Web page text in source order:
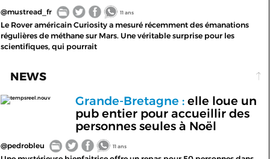
@mustread_fr 11 ans
Le Rover américain Curiosity a mesuré récemment des émanations
régulières de méthane sur Mars. Une véritable surprise pour les
scientifiques, qui pourrait
NEWS
tempsreel.nouv Grande-Bretagne :elle loue un
pub entier pour accueillir des
personnes seules à Noël
@pedrobleu 11 ans